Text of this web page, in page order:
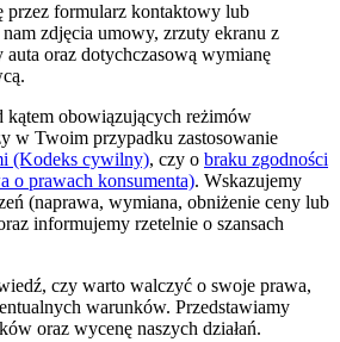
przez formularz kontaktowy lub
nam zdjęcia umowy, zrzuty ekranu z
auta oraz dotychczasową wymianę
kątem obowiązujących reżimów
w Twoim przypadku zastosowanie
(Kodeks cywilny), czy o braku zgodności
o prawach konsumenta). Wskazujemy
(naprawa, wymiana, obniżenie ceny lub
informujemy rzetelnie o szansach
czy warto walczyć o swoje prawa,
warunków. Przedstawiamy
oraz wycenę naszych działań.